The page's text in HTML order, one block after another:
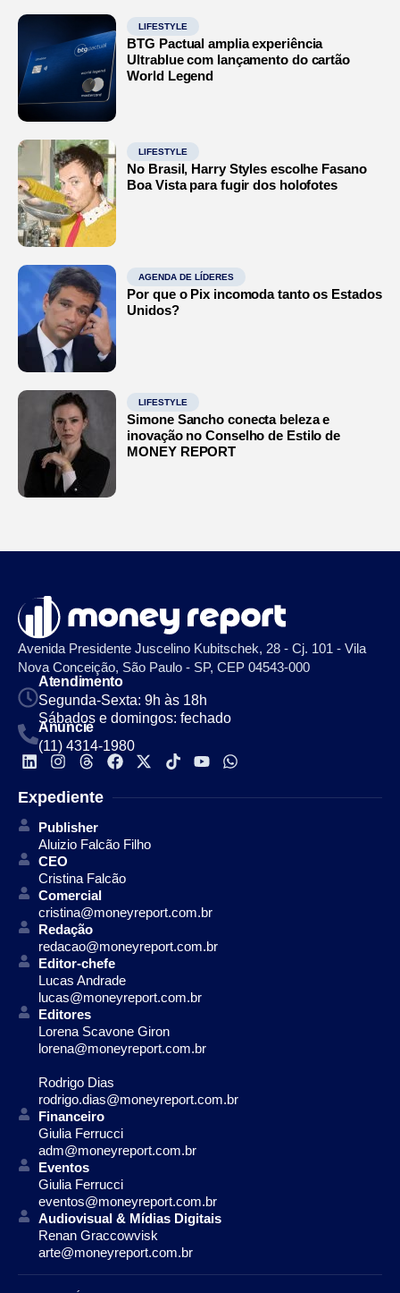
LIFESTYLE
BTG Pactual amplia experiência
Ultrablue com lançamento do cartão
World Legend
LIFESTYLE
No Brasil, Harry Styles escolhe Fasano
Boa Vista para fugir dos holofotes
AGENDA DE LÍDERES
Por que o Pix incomoda tanto os Estados
Unidos?
LIFESTYLE
Simone Sancho conecta beleza e
inovação no Conselho de Estilo de
MONEY REPORT
Avenida Presidente Juscelino Kubitschek, 28 - Cj. 101 - Vila
Nova Conceição, São Paulo - SP, CEP 04543-000
Atendimento
Segunda-Sexta: 9h às 18h
Sábados e domingos: fechado
Anuncie
(11) 4314-1980
Expediente
Publisher
Aluizio Falcão Filho
CEO
Cristina Falcão
Comercial
cristina@moneyreport.com.br
Redação
redacao@moneyreport.com.br
Editor-chefe
Lucas Andrade
lucas@moneyreport.com.br
Editores
Lorena Scavone Giron
lorena@moneyreport.com.br
Rodrigo Dias
rodrigo.dias@moneyreport.com.br
Financeiro
Giulia Ferrucci
adm@moneyreport.com.br
Eventos
Giulia Ferrucci
eventos@moneyreport.com.br
Audiovisual & Mídias Digitais
Renan Graccowvisk
arte@moneyreport.com.br